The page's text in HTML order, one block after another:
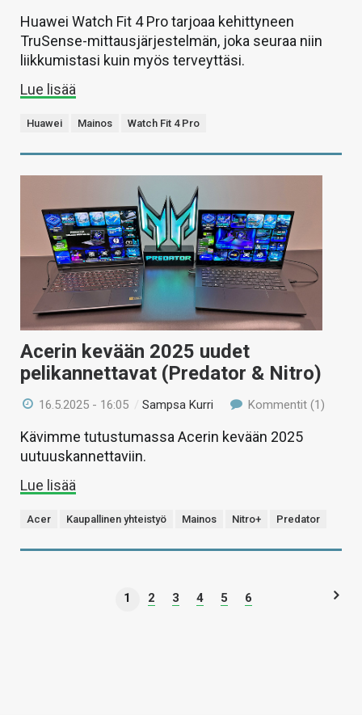
Huawei Watch Fit 4 Pro tarjoaa kehittyneen
TruSense-mittausjärjestelmän, joka seuraa niin
liikkumistasi kuin myös terveyttäsi.
Lue lisää
Huawei Mainos Watch Fit 4 Pro
Acerin kevään 2025 uudet
pelikannettavat (Predator & Nitro)
16.5.2025 - 16:05 /Sampsa Kurri Kommentit (1)
Kävimme tutustumassa Acerin kevään 2025
uutuuskannettaviin.
Lue lisää
Acer Kaupallinen yhteistyö Mainos Nitro+ Predator
1 2 3 4 5 6